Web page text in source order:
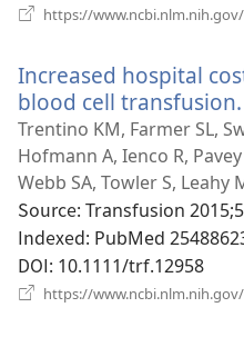
https://
Increased hospital
blood cell transfusion.
Trentino KM, Farmer SL,
Hofmann A, Ienco R,
Webb SA, Towler S, Leahy
Source‎: Transfusion
Indexed‎: PubMed
DOI‎: 10.1111/trf.12958
https://